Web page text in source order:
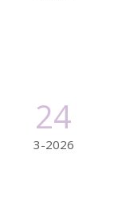
24
3-2026